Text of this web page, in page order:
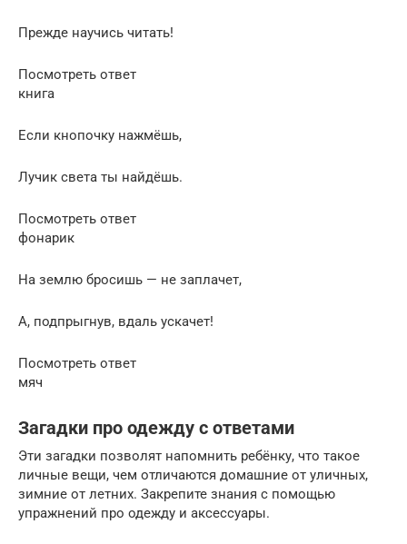
Прежде научись читать!
Посмотреть ответ
книга
Если кнопочку нажмёшь,
Лучик света ты найдёшь.
Посмотреть ответ
фонарик
На землю бросишь — не заплачет,
А, подпрыгнув, вдаль ускачет!
Посмотреть ответ
мяч
Загадки про одежду с ответами
Эти загадки позволят напомнить ребёнку, что такое
личные вещи, чем отличаются домашние от уличных,
зимние от летних. Закрепите знания с помощью
упражнений про одежду и аксессуары.